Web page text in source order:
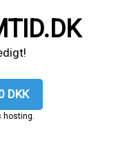
DKK
hosting.